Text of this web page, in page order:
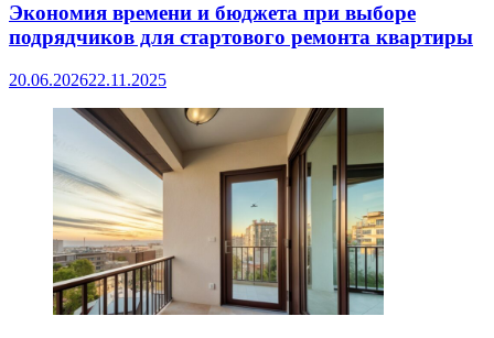
Экономия времени и бюджета при выборе
подрядчиков для стартового ремонта квартиры
20.06.202622.11.2025